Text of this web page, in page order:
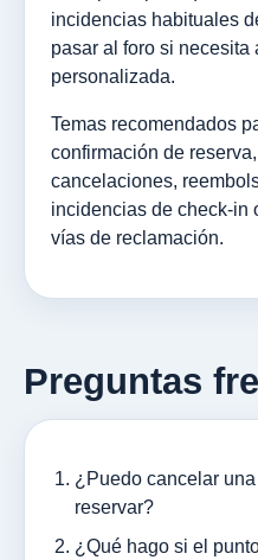
incidencias habituales
pasar al foro si
personalizada.
Temas recomendados
confirmación de
cancelaciones,
incidencias de check-in
vías de reclamación.
Preguntas
¿Puedo cancelar
reservar?
¿Qué hago si el